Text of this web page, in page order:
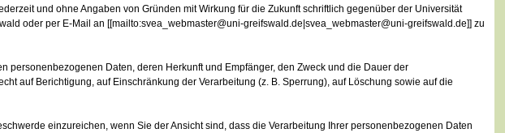
und ohne Angaben von Gründen mit Wirkung für die Zukunft schriftlich gegenüber der Universität
oder per E-Mail an [[mailto:svea_webmaster@uni-greifswald.de|svea_webmaster@uni-greifswald.de]] zu
personenbezogenen Daten, deren Herkunft und Empfänger, den Zweck und die Dauer der
auf Berichtigung, auf Einschränkung der Verarbeitung (z. B. Sperrung), auf Löschung sowie auf die
einzureichen, wenn Sie der Ansicht sind, dass die Verarbeitung Ihrer personenbezogenen Daten